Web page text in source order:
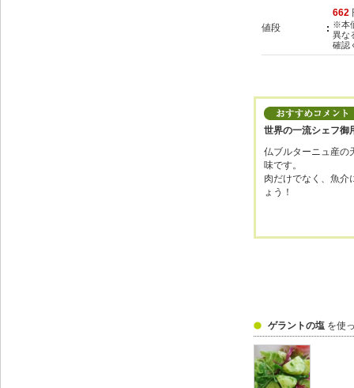
値段
662
※本
異な
確認
世界の一流シェフ御
仏ブルターニュ産の
味です。
肉だけでなく、魚介
ょう！
ゲラントの塩 を使